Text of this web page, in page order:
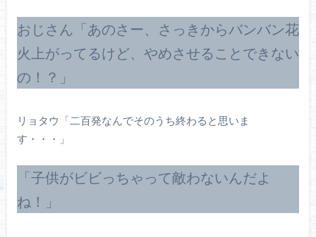
おじさん「あのさー、さっきからバンバン花
火上がってるけど、やめさせることできない
の！？」
リョタウ「二百発なんでそのうち終わると思いま
す・・・」
「子供がビビっちゃって敵わないんだよ
ね！」